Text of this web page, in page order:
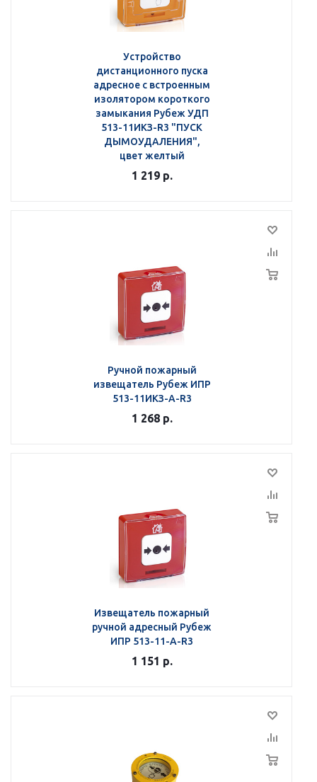
Устройство
дистанционного пуска
адресное с встроенным
изолятором короткого
замыкания Рубеж УДП
513-11ИКЗ-R3 "ПУСК
ДЫМОУДАЛЕНИЯ",
цвет желтый
1 219р.
Ручной пожарный
извещатель Рубеж ИПР
513-11ИКЗ-А-R3
1 268р.
Извещатель пожарный
ручной адресный Рубеж
ИПР 513-11-А-R3
1 151 р.